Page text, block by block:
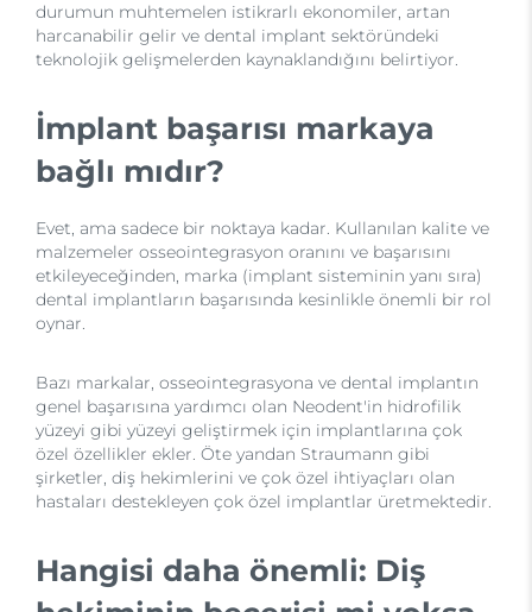
durumun muhtemelen istikrarlı ekonomiler, artan
harcanabilir gelir ve dental implant sektöründeki
teknolojik gelişmelerden kaynaklandığını belirtiyor.
İmplant başarısı markaya
bağlı mıdır?
Evet, ama sadece bir noktaya kadar. Kullanılan kalite ve
malzemeler osseointegrasyon oranını ve başarısını
etkileyeceğinden, marka (implant sisteminin yanı sıra)
dental implantların başarısında kesinlikle önemli bir rol
oynar.
Bazı markalar, osseointegrasyona ve dental implantın
genel başarısına yardımcı olan Neodent'in hidrofilik
yüzeyi gibi yüzeyi geliştirmek için implantlarına çok
özel özellikler ekler. Öte yandan Straumann gibi
şirketler, diş hekimlerini ve çok özel ihtiyaçları olan
hastaları destekleyen çok özel implantlar üretmektedir.
Hangisi daha önemli: Diş